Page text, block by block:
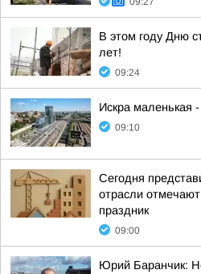
В этом году Дню
лет!
09:24
Искра маленькая
09:10
Сегодня
отрасли
праздник
09:00
Юрий Баранчик: